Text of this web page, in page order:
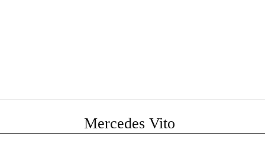
Mercedes Vito